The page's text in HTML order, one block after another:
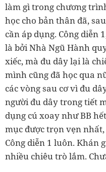
làm gì trong chương
học cho bản thân đã,
cần áp dụng. Công diễn
là bởi Nhà Ngũ Hành
xiếc, mà đu dây lại là
mình cũng đã học qua
các vòng sau cơ vì đu
người đu dây trong tiết
dụng cú xoay như BB
mục được trọn vẹn
Công diễn 1 luôn. Khán
nhiều chiêu trò lắm.